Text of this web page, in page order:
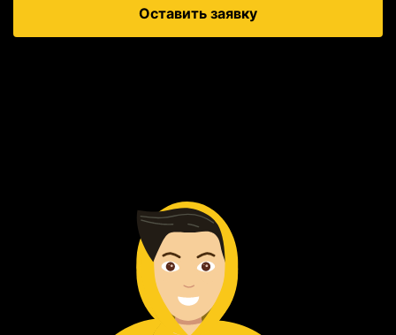
Оставить заявку